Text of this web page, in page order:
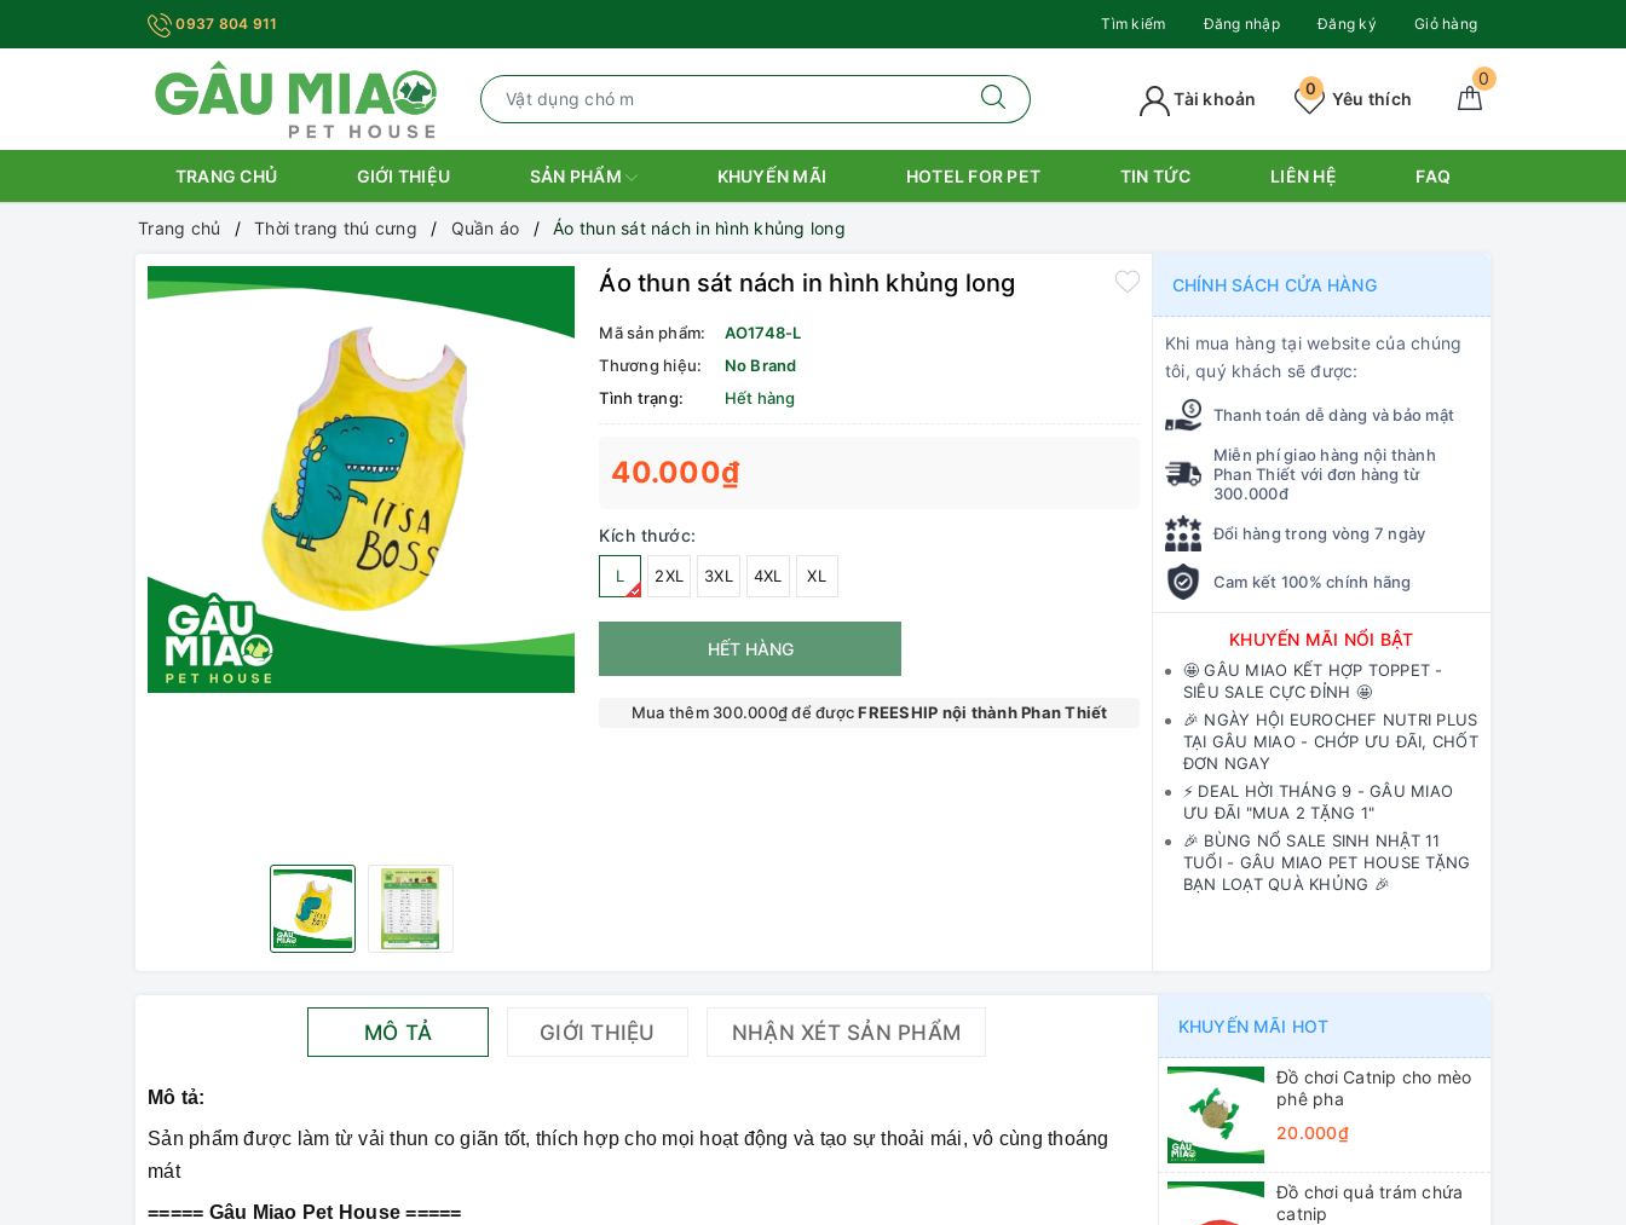
0937 804 911 Tìm kiếm Đăng nhập Đăng ký Giỏ hàng
0
Yêu thích
0
Tài khoản
TRANG CHỦ GIỚI THIỆU SẢN PHẨM KHUYẾN MÃI HOTEL FOR PET TIN TỨC LIÊN HỆ FAQ
Trang chủ Thời trang thú cưng Quần áo Áo thun sát nách in hình khủng long
Áo thun sát nách in hình khủng long
Mã sản phẩm:
AO1748-L
Thương hiệu:
No Brand
Tình trạng:
Hết hàng
40.000₫
Kích thước:
L 2XL 3XL 4XL XL
HẾT HÀNG
Mua thêm 300.000₫ để đượcFREESHIP nội thành Phan Thiết
CHÍNH SÁCH CỬA HÀNG
Khi mua hàng tại website của chúng
tôi, quý khách sẽ được:
Thanh toán dễ dàng và bảo mật
Miễn phí giao hàng nội thành
Phan Thiết với đơn hàng từ
300.000đ
Đổi hàng trong vòng 7 ngày
Cam kết 100% chính hãng
KHUYẾN MÃI NỔI BẬT
🤩 GÂU MIAO KẾT HỢP TOPPET -
SIÊU SALE CỰC ĐỈNH 🤩
🎉 NGÀY HỘI EUROCHEF NUTRI PLUS
TẠI GÂU MIAO - CHỚP ƯU ĐÃI, CHỐT
ĐƠN NGAY
⚡️ DEAL HỜI THÁNG 9 - GÂU MIAO
ƯU ĐÃI "MUA 2 TẶNG 1"
🎉 BÙNG NỔ SALE SINH NHẬT 11
TUỔI - GÂU MIAO PET HOUSE TẶNG
BẠN LOẠT QUÀ KHỦNG 🎉
MÔ TẢ GIỚI THIỆU NHẬN XÉT SẢN PHẨM
Mô tả:
Sản phẩm được làm từ vải thun co giãn tốt, thích hợp cho mọi hoạt động và tạo sự thoải mái, vô cùng thoáng
mát
===== Gâu Miao Pet House =====
KHUYẾN MÃI HOT
Đồ chơi Catnip cho mèo
phê pha
20.000₫
Đồ chơi quả trám chứa
catnip